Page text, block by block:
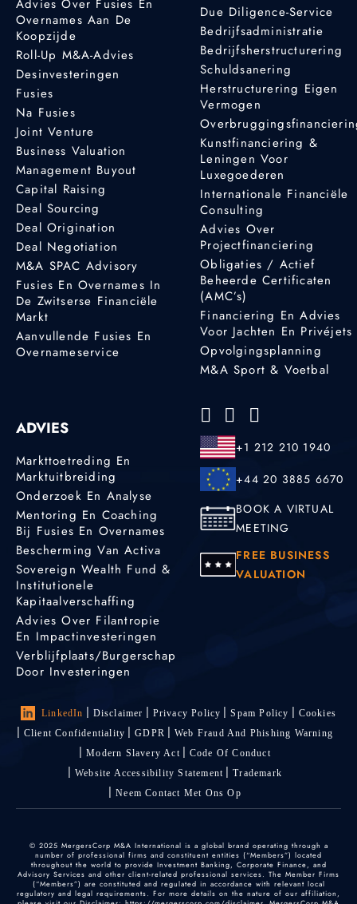
Advies Over Fusies En
Overnames Aan De
Koopzijde
Roll-Up M&A-Advies
Desinvesteringen
Fusies
Na Fusies
Joint Venture
Business Valuation
Management Buyout
Capital Raising
Deal Sourcing
Deal Origination
Deal Negotiation
M&A SPAC Advisory
Fusies En Overnames In
De Zwitserse Financiële
Markt
Aanvullende Fusies En
Overnameservice
Due Diligence-Service
Bedrijfsadministratie
Bedrijfsherstructurering
Schuldsanering
Herstructurering Eigen
Vermogen
Kunstfinanciering &
Leningen Voor
Luxegoederen
Internationale Financiële
Consulting
Advies Over
Projectfinanciering
Obligaties / Actief
Beheerde Certificaten
(AMC’s)
Financiering En Advies
Voor Jachten En Privéjets
Opvolgingsplanning
M&A Sport & Voetbal
ADVIES
Markttoetreding En
Marktuitbreiding
Onderzoek En Analyse
Mentoring En Coaching
Bij Fusies En Overnames
Bescherming Van Activa
Sovereign Wealth Fund &
Institutionele
Kapitaalverschaffing
Advies Over Filantropie
En Impactinvesteringen
Verblijfplaats/burgerschap
Door Investeringen
+1 212 210 1940
+44 20 3885 6670
BOOK A VIRTUAL
MEETING
FREE BUSINESS
VALUATION
LinkedIn Disclaimer Privacy Policy Spam Policy
Cookies
Client Confidentiality
GDPR
Web Fraud And Phishing Warning
Modern Slavery Act
Code Of Conduct
Website Accessibility Statement
Trademark
Neem Contact Met Ons Op
© 2025 MergersCorp M&A International is a global brand operating through a
number of professional firms and constituent entities (“Members”) located
throughout the world to provide Investment Banking, Corporate Finance, and
Advisory Services and other client-related professional services. The Member Firms
(“Members”) are constituted and regulated in accordance with relevant local
regulatory and legal requirements. For more details on the nature of our affiliation,